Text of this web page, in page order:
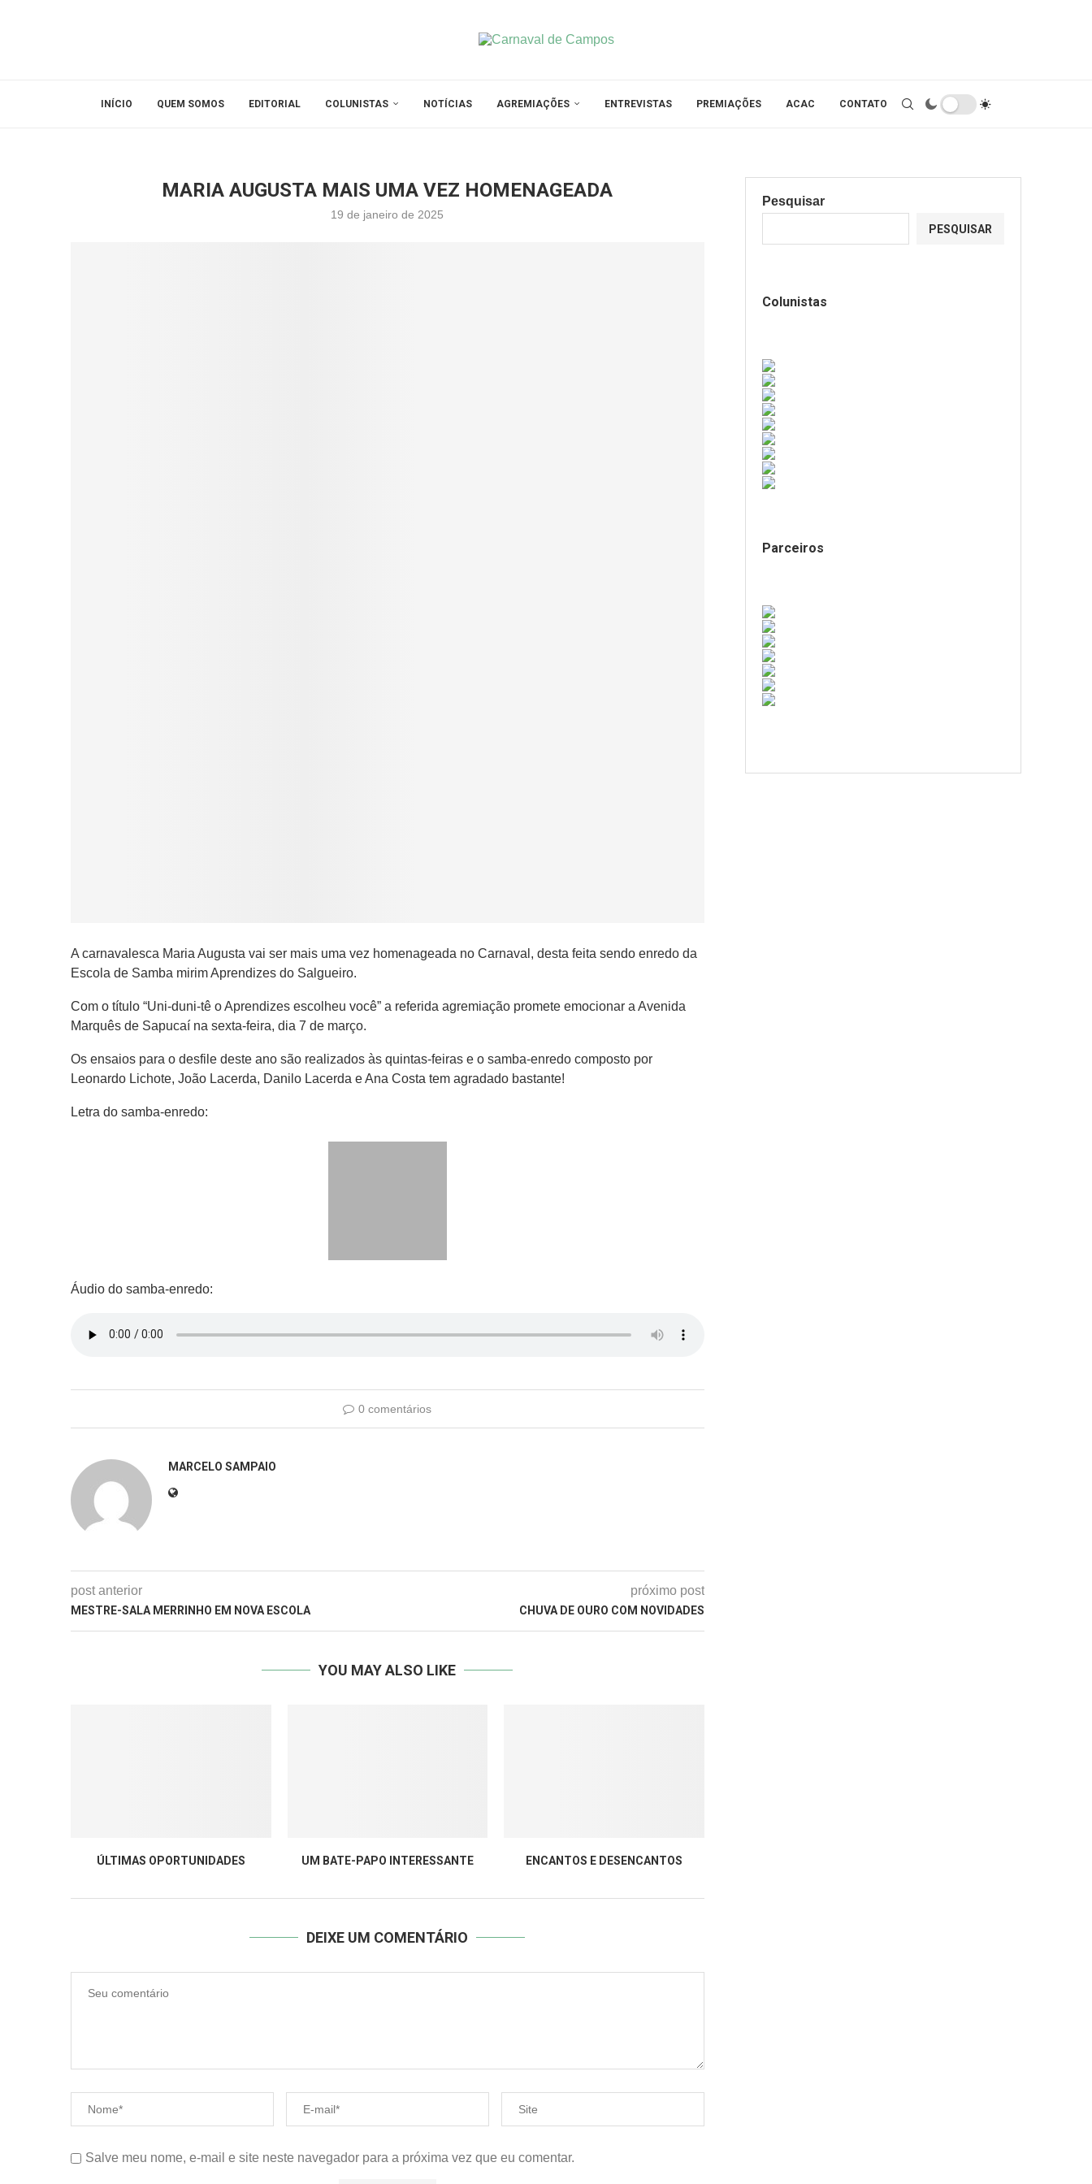
INÍCIO QUEM SOMOS EDITORIAL COLUNISTAS NOTÍCIAS AGREMIAÇÕES ENTREVISTAS PREMIAÇÕES ACAC CONTATO
MARIA AUGUSTA MAIS UMA VEZ HOMENAGEADA
19 de janeiro de 2025
A carnavalesca Maria Augusta vai ser mais uma vez homenageada no Carnaval, desta feita sendo enredo da
Escola de Samba mirim Aprendizes do Salgueiro.
Com o título “Uni-duni-tê o Aprendizes escolheu você” a referida agremiação promete emocionar a Avenida
Marquês de Sapucaí na sexta-feira, dia 7 de março.
Os ensaios para o desfile deste ano são realizados às quintas-feiras e o samba-enredo composto por
Leonardo Lichote, João Lacerda, Danilo Lacerda e Ana Costa tem agradado bastante!
Letra do samba-enredo:
Áudio do samba-enredo:
0 comentários
MARCELO SAMPAIO
post anterior
MESTRE-SALA MERRINHO EM NOVA ESCOLA
próximo post
CHUVA DE OURO COM NOVIDADES
YOU MAY ALSO LIKE
ÚLTIMAS OPORTUNIDADES UM BATE-PAPO INTERESSANTE ENCANTOS E DESENCANTOS
DEIXE UM COMENTÁRIO
Salve meu nome, e-mail e site neste navegador para a próxima vez que eu comentar.
Pesquisar
PESQUISAR
Colunistas
Parceiros